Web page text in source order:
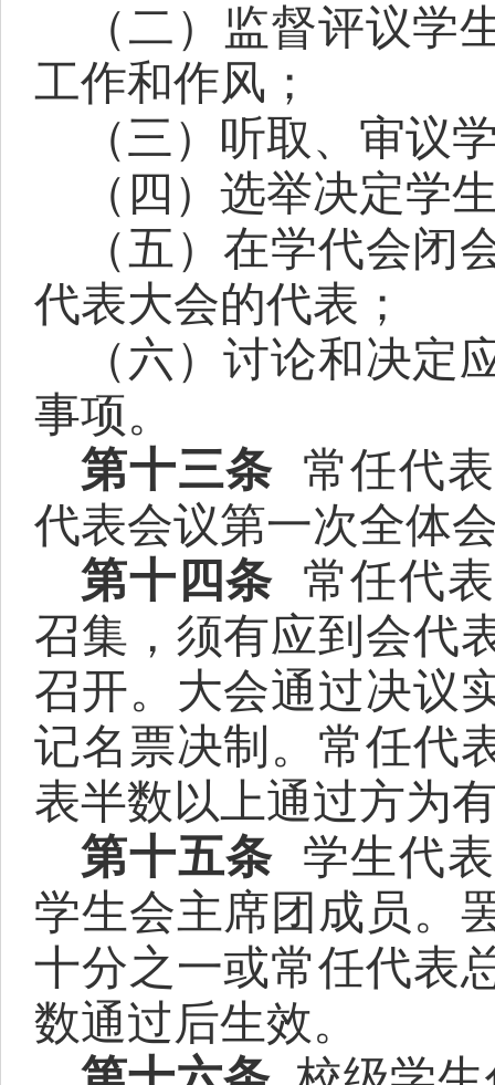
（二）监督评议学
工作和作风；
（三）听取、审议
（四）选举决定学
（五）在学代会闭
代表大会的代表；
（六）讨论和决定
事项。
第十三条
常任代
代表会议第一次全体
第十 四条
常任代
召集，须有应到会代
召开。大会通过决议
记名票决制。常任代
表半数以上通过方为
第十五条
学生代
学生会主席团成员。
十分之一或常任代表
数通过后生效。